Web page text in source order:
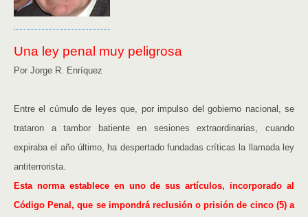
Una ley penal muy peligrosa
Por Jorge R. Enríquez
Entre el cúmulo de leyes que, por impulso del gobierno nacional, se
trataron a tambor batiente en sesiones extraordinarias, cuando
expiraba el año último, ha despertado fundadas críticas la llamada ley
antiterrorista.
Esta norma establece en uno de sus artículos, incorporado al
Código Penal, que se impondrá reclusión o prisión de cinco (5) a